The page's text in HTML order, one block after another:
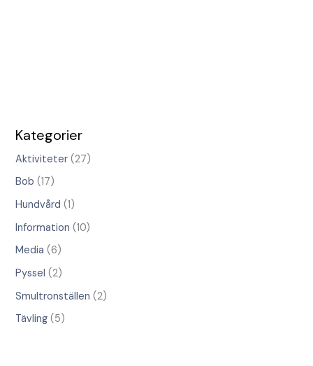
Kategorier
Aktiviteter (27)
Bob (17)
Hundvård (1)
Information (10)
Media (6)
Pyssel (2)
Smultronställen (2)
Tävling (5)